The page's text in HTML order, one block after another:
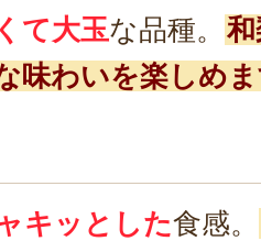
て大玉な品種。
味わいを楽しめ
キッとした食感。